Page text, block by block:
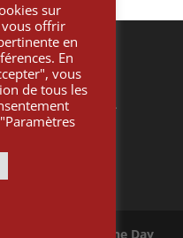
légales
de confidentialité
et liberté
sécurisé
One Day
sur
offrir
en
En
vous
de tous les